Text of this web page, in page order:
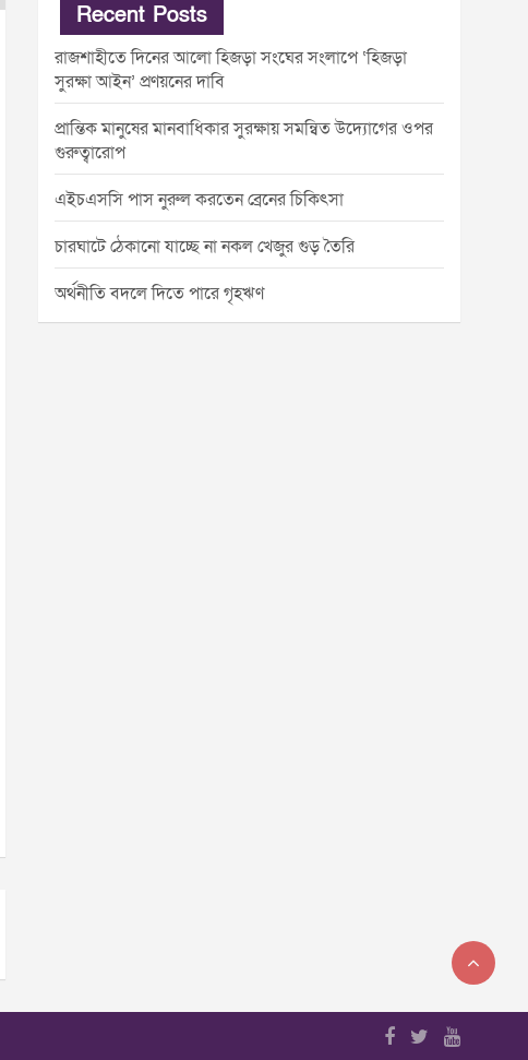
Recent Posts
রাজশাহীতে দিনের আলো হিজড়া সংঘের সংলাপে ‘হিজড়া
সুরক্ষা আইন’ প্রণয়নের দাবি
প্রান্তিক মানুষের মানবাধিকার সুরক্ষায় সমন্বিত উদ্যোগের ওপর
গুরুত্বারোপ
এইচএসসি পাস নুরুল করতেন ব্রেনের চিকিৎসা
চারঘাটে ঠেকানো যাচ্ছে না নকল খেজুর গুড় তৈরি
অর্থনীতি বদলে দিতে পারে গৃহঋণ